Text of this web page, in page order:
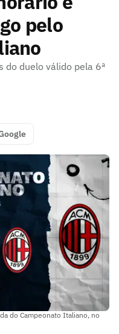
pelo
do duelo válido pela 6ª
do Campeonato Italiano, no